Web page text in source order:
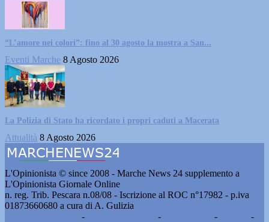
“L’amore nei colori”: fino al 30 agosto la mostra a San...
Eventi Marche 8 Agosto 2026
La Polizia di Stato ha ricordato i propri caduti a Macerata
Attualità 8 Agosto 2026
L'Opinionista © since 2008 - Marche News 24 supplemento a
L'Opinionista Giornale Online
n. reg. Trib. Pescara n.08/08 - Iscrizione al ROC n°17982 - p.iva
01873660680 a cura di A. Gulizia
- - -
-